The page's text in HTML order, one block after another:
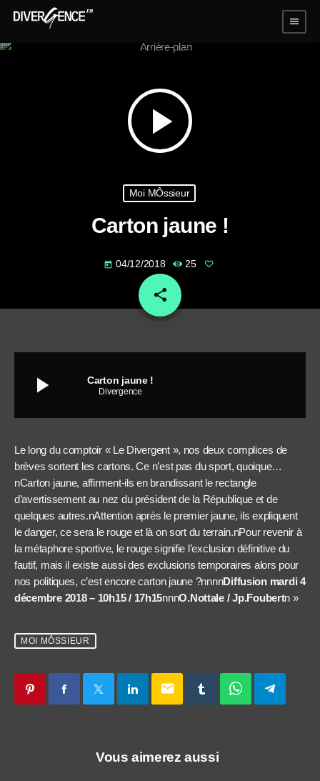
menu
play_arrow
Moi MÔssieur
Carton jaune !
today 04/12/2018 25
share
email
play_arrow Carton jaune !
Divergence
Le long du comptoir « Le Divergent », nos deux complices de
brèves sortent les cartons. Ce n’est pas du sport, quoique…
nCarton jaune, affirment-ils en brandissant le rectangle
d’avertissement au nez du président de la République et de
quelques autres.nAttention après le premier jaune, ils expliquent
le danger, ce sera le rouge et là on sort du terrain.nPour revenir à
la métaphore sportive, le rouge signifie l’exclusion définitive du
fautif, mais il existe aussi des exclusions temporaires alors pour
nos politiques, c’est encore carton jaune ?nnnnDiffusion mardi 4
décembre 2018 – 10h15 / 17h15nnnO.Nottale / Jp.Foubertn »
MOI MÔSSIEUR
email
Vous aimerez aussi